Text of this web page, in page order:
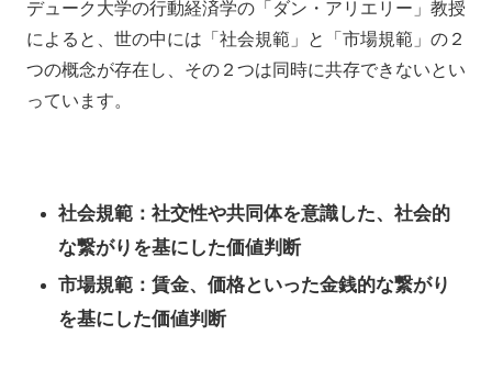
デューク大学の行動経済学の「ダン・アリエリー」教授
によると、世の中には「社会規範」と「市場規範」の２
つの概念が存在し、その２つは同時に共存できないとい
っています。
社会規範：社交性や共同体を意識した、社会的
な繋がりを基にした価値判断
市場規範：賃金、価格といった金銭的な繋がり
を基にした価値判断